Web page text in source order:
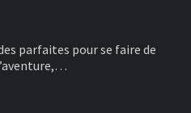
parfaites pour se faire de